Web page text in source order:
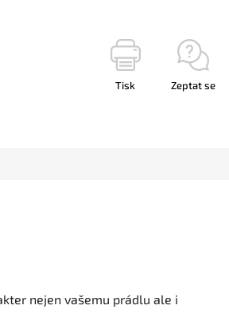
Tisk Zeptat se
nejen vašemu prádlu ale i